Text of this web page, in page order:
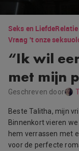
Seks en LiefdeRelatie
Vraag 't onze
“Ik wil
met mijn
Geschreven door
Beste Talitha, mijn
Binnenkort vieren
hem verrassen met
voor de perfecte